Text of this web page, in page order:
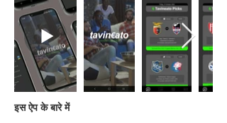
इस ऐप के बारे में